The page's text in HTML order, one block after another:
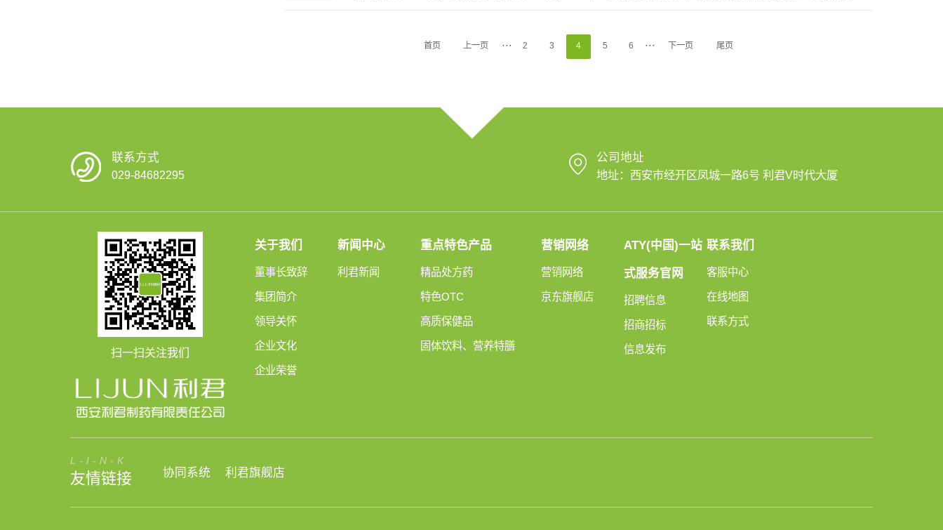
首页 上一页 ··· 2 3 4 5 6 ··· 下一页 尾页
联系方式
029-84682295
公司地址
地址：西安市经开区凤城一路6号 利君V时代大厦
扫一扫关注我们
关于我们
董事长致辞
集团简介
领导关怀
企业文化
企业荣誉
新闻中心
利君新闻
重点特色产品
精品处方药
特色OTC
高质保健品
固体饮料、营养特膳
营销网络
营销网络
京东旗舰店
ATY(中国)一站
式服务官网
招聘信息
招商招标
信息发布
联系我们
客服中心
在线地图
联系方式
L-I-N-K
友情链接 协同系统 利君旗舰店